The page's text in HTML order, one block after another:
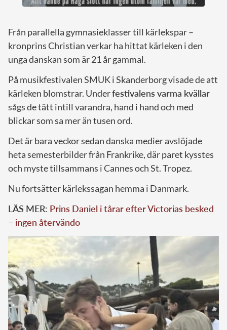
Från parallella gymnasieklasser till kärlekspar –
kronprins Christian verkar ha hittat kärleken i den
unga danskan som är 21 år gammal.
På musikfestivalen SMUK i Skanderborg visade de att
kärleken blomstrar. Underfestivalens varma kvällar
sågs de tätt intill varandra, hand i hand och med
blickar som sa mer än tusen ord.
Det är bara veckor sedan danska medier avslöjade
heta semesterbilder från Frankrike, där paret kysstes
och myste tillsammans i Cannes och St. Tropez.
Nu fortsätter kärlekssagan hemma i Danmark.
LÄS MER: Prins Daniel i tårar efter Victorias besked
– ingen återvändo